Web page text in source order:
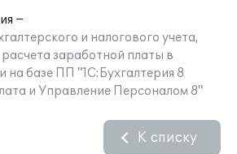
и налогового учета,
заработной платы в
на базе ПП "1С:Бухгалтерия 8
и Управление Персоналом 8"
К списку